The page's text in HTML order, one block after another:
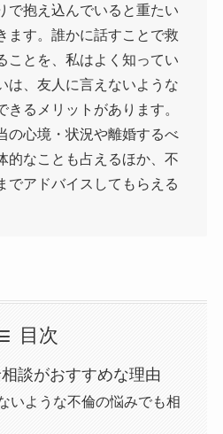
で抱え込んでいると重たい
ます。誰かに話すことで救
ことを、私はよく知ってい
は、友人に言えないような
きるメリットがあります。
の心境・状況や離婚するべ
的なことも占えるほか、不
でアドバイスしてもらえる
目次
談がおすすめな理由
いような不倫の悩みでも相